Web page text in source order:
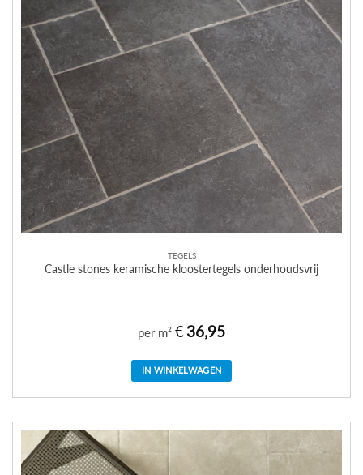
TEGELS
Castle stones keramische kloostertegels onderhoudsvrij
per m² €36,95
IN WINKELWAGEN